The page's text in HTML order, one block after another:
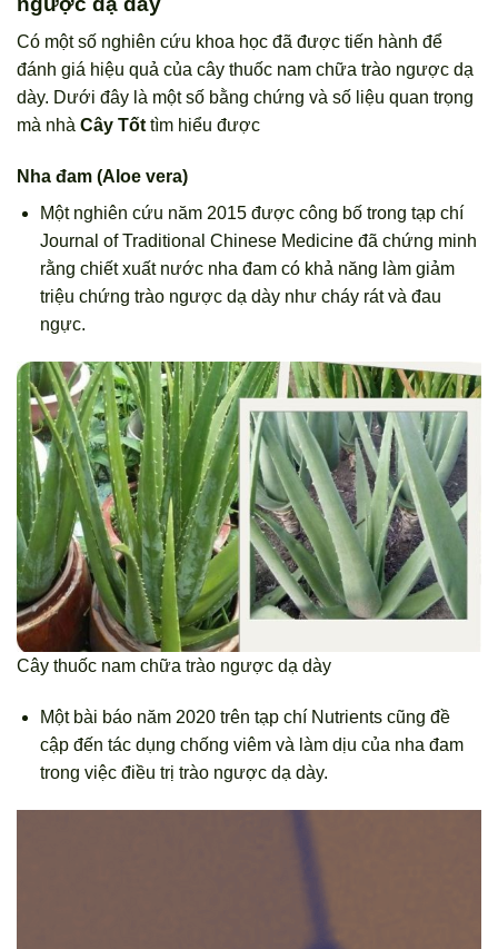
Có một số nghiên cứu khoa học đã được tiến hành để
đánh giá hiệu quả của cây thuốc nam chữa trào ngược dạ
dày. Dưới đây là một số bằng chứng và số liệu quan trọng
mà nhà Cây Tốt tìm hiểu được
Nha đam (Aloe vera)
Một nghiên cứu năm 2015 được công bố trong tạp chí
Journal of Traditional Chinese Medicine đã chứng minh
rằng chiết xuất nước nha đam có khả năng làm giảm
triệu chứng trào ngược dạ dày như cháy rát và đau
ngực.
Cây thuốc nam chữa trào ngược dạ dày
Một bài báo năm 2020 trên tạp chí Nutrients cũng đề
cập đến tác dụng chống viêm và làm dịu của nha đam
trong việc điều trị trào ngược dạ dày.